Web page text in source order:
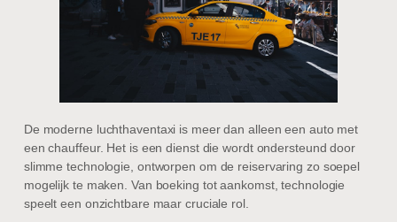
De moderne luchthaventaxi is meer dan alleen een auto met
een chauffeur. Het is een dienst die wordt ondersteund door
slimme technologie, ontworpen om de reiservaring zo soepel
mogelijk te maken. Van boeking tot aankomst, technologie
speelt een onzichtbare maar cruciale rol.